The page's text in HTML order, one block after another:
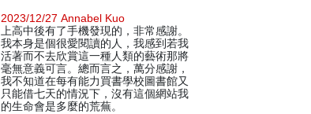
2023/12/27 Annabel Kuo
上高中後有了手機發現的，非常感謝。
我本身是個很愛閱讀的人，我感到若我
活著而不去欣賞這一種人類的藝術那將
毫無意義可言。總而言之，萬分感謝，
我不知道在每有能力買書學校圖書館又
只能借七天的情況下，沒有這個網站我
的生命會是多麼的荒蕪。